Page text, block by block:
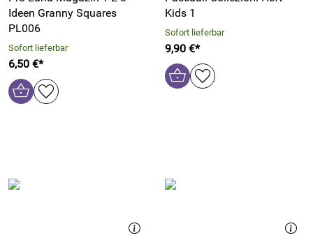
Ideen Granny Squares
PL006
Sofort lieferbar
6,50 €*
Kids 1
Sofort lieferbar
9,90 €*